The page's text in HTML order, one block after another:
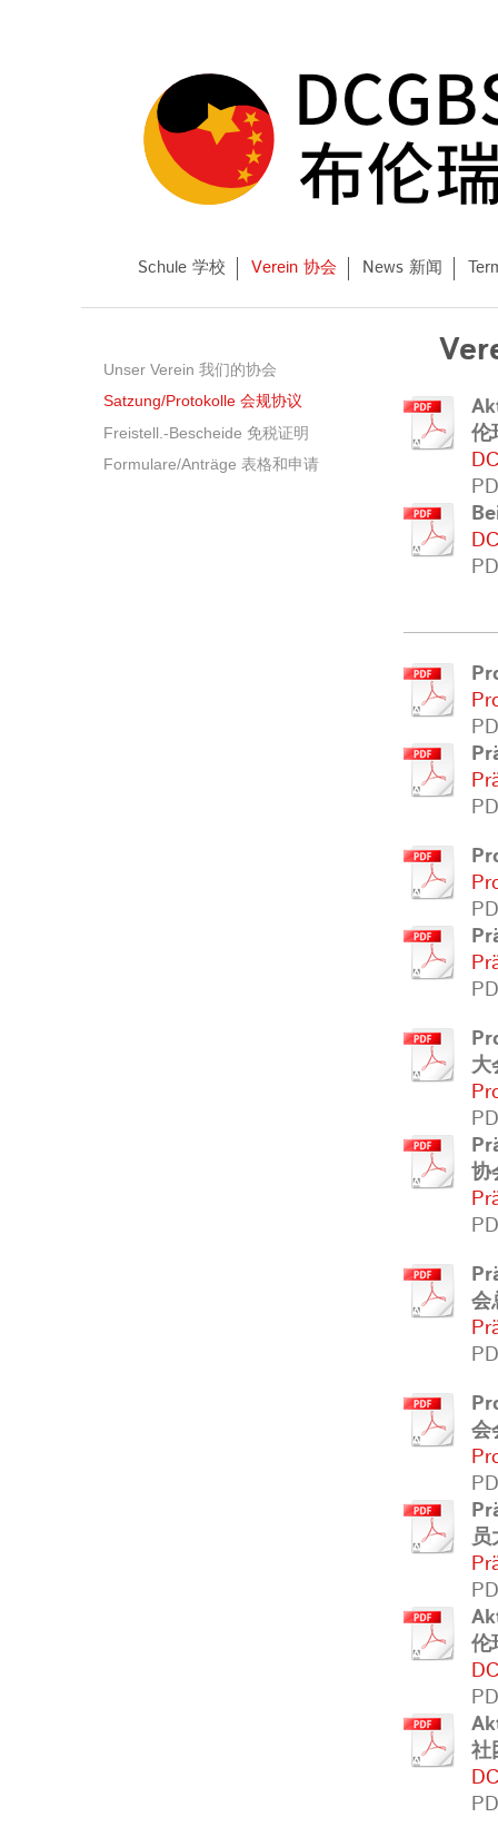
Schule 学校 Verein 协会 News 新闻
伦
大
协
会
会
员
伦
社
Unser Verein 我们的协会
Satzung/Protokolle 会规协议
Freistell.-Bescheide 免税证明
Formulare/Anträge 表格和申请